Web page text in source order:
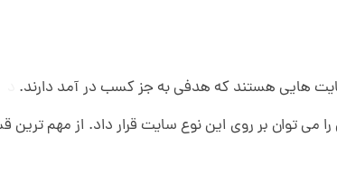
هستند که هدفی به جز کسب در آمد دارند.
می توان بر روی این نوع سایت قرار داد. از مهم